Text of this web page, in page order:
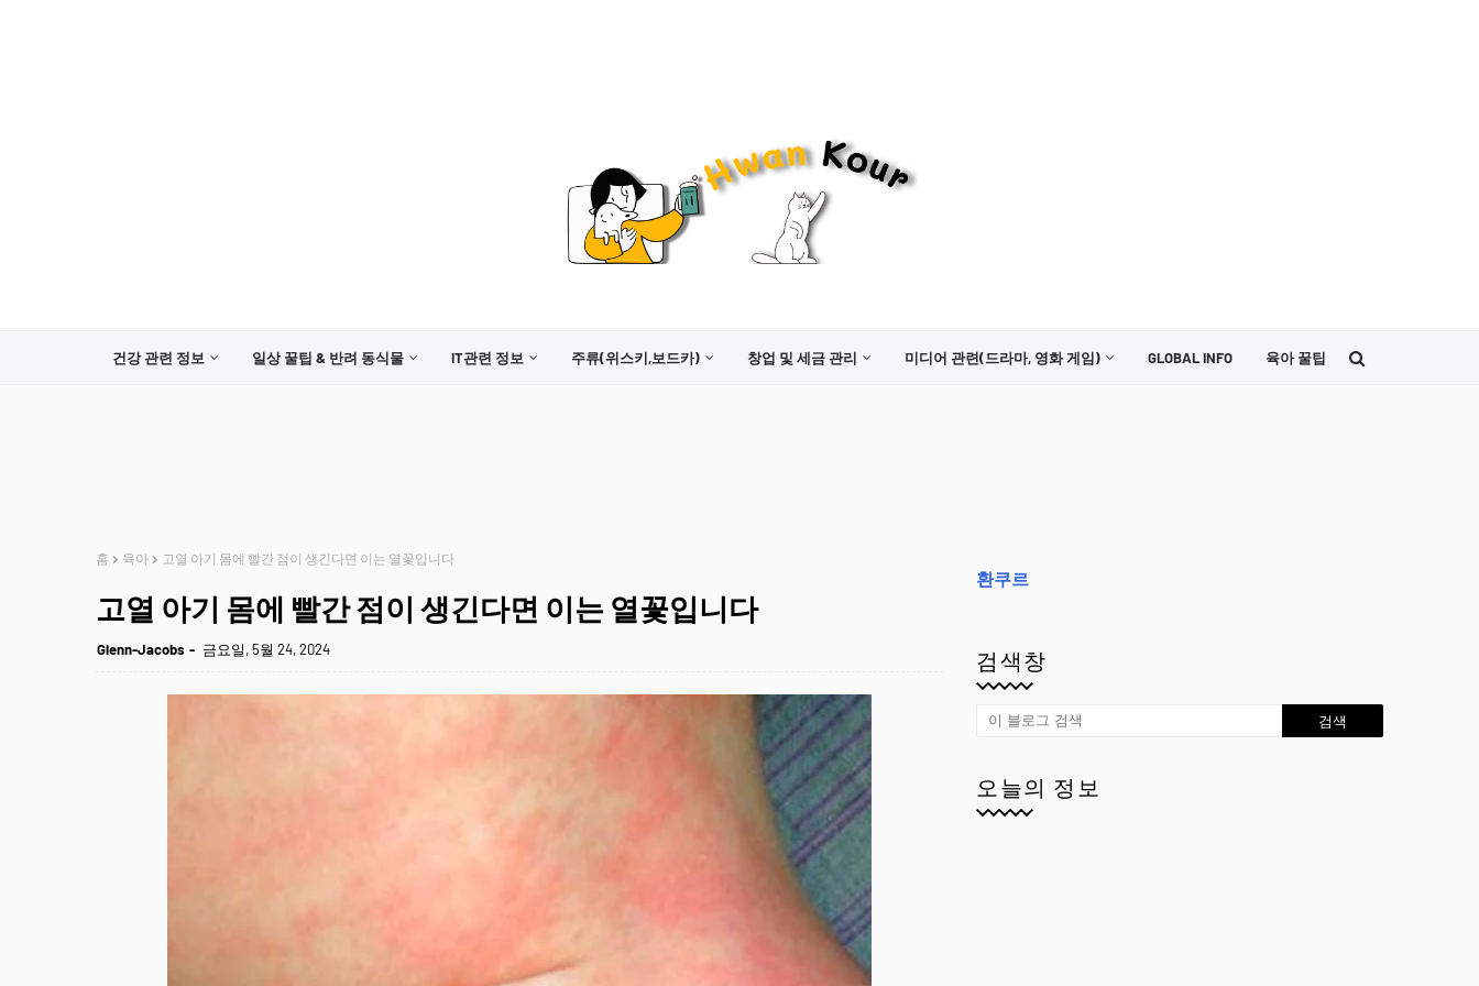
건강 관련 정보 일상 꿀팁 & 반려 동식물 IT관련 정보 주류(위스키,보드카) 창업 및 세금 관리 미디어 관련(드라마, 영화 게임) GLOBAL INFO 육아 꿀팁
홈 육아 고열 아기 몸에 빨간 점이 생긴다면 이는 열꽃입니다
고열 아기 몸에 빨간 점이 생긴다면 이는 열꽃입니다
Glenn-Jacobs 금요일, 5월 24, 2024
환쿠르
검색창
오늘의 정보